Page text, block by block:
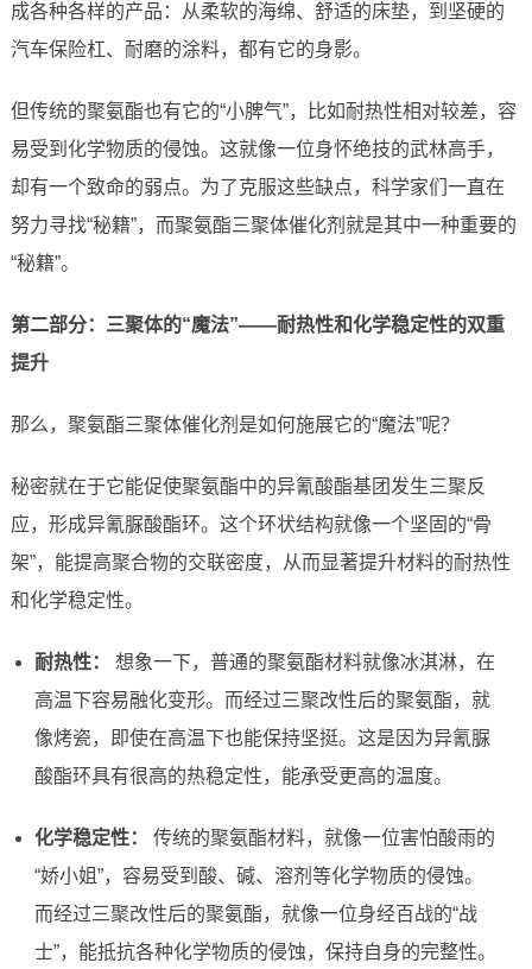
成各种各样的产品：从柔软的海绵、舒适的床垫，到坚硬的
汽车保险杠、耐磨的涂料，都有它的身影。
但传统的聚氨酯也有它的“小脾气”，比如耐热性相对较差，容
易受到化学物质的侵蚀。这就像一位身怀绝技的武林高手，
却有一个致命的弱点。为了克服这些缺点，科学家们一直在
努力寻找“秘籍”，而聚氨酯三聚体催化剂就是其中一种重要的
“秘籍”。
第二部分：三聚体的“魔法”——耐热性和化学稳定性的双重
提升
那么，聚氨酯三聚体催化剂是如何施展它的“魔法”呢？
秘密就在于它能促使聚氨酯中的异氰酸酯基团发生三聚反
应，形成异氰脲酸酯环。这个环状结构就像一个坚固的“骨
架”，能提高聚合物的交联密度，从而显著提升材料的耐热性
和化学稳定性。
耐热性：
想象一下，普通的聚氨酯材料就像冰淇淋，在
高温下容易融化变形。而经过三聚改性后的聚氨酯，就
像烤瓷，即使在高温下也能保持坚挺。这是因为异氰脲
酸酯环具有很高的热稳定性，能承受更高的温度。
化学稳定性：
传统的聚氨酯材料，就像一位害怕酸雨的
“娇小姐”，容易受到酸、碱、溶剂等化学物质的侵蚀。
而经过三聚改性后的聚氨酯，就像一位身经百战的“战
士”，能抵抗各种化学物质的侵蚀，保持自身的完整性。